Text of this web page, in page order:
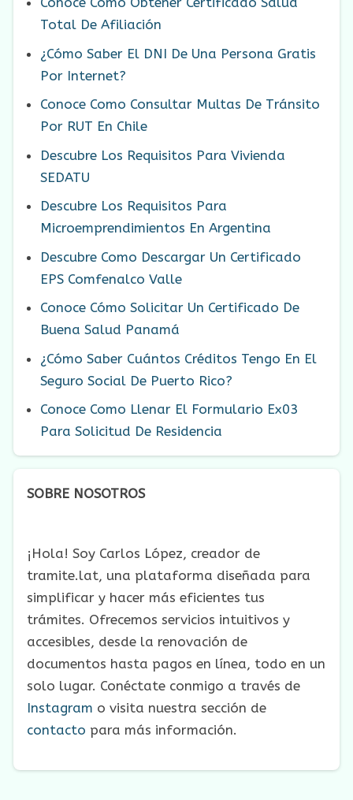
Total De Afiliación
¿Cómo Saber El DNI De Una Persona Gratis
Por Internet?
Conoce Como Consultar Multas De Tránsito
Por RUT En Chile
Descubre Los Requisitos Para Vivienda
SEDATU
Descubre Los Requisitos Para
Microemprendimientos En Argentina
Descubre Como Descargar Un Certificado
EPS Comfenalco Valle
Conoce Cómo Solicitar Un Certificado De
Buena Salud Panamá
¿Cómo Saber Cuántos Créditos Tengo En El
Seguro Social De Puerto Rico?
Conoce Como Llenar El Formulario Ex03
Para Solicitud De Residencia
SOBRE NOSOTROS
¡Hola! Soy Carlos López, creador de
tramite.lat, una plataforma diseñada para
simplificar y hacer más eficientes tus
trámites. Ofrecemos servicios intuitivos y
accesibles, desde la renovación de
documentos hasta pagos en línea, todo en un
solo lugar. Conéctate conmigo a través de
Instagram o visita nuestra sección de
contacto para más información.